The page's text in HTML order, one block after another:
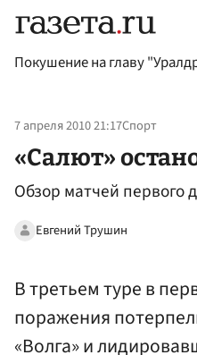
Покушение на главу
7 апреля 2010 21:17Спорт
«Салют»
Обзор матчей первого
Евгений Трушин
В третьем туре в
поражения
«Волга» и